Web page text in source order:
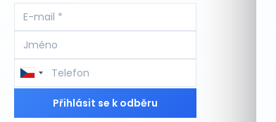
Přihlásit se k odběru